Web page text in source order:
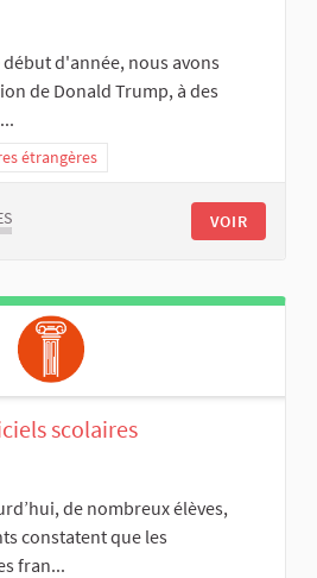
début d'année, nous avons
de Donald Trump, à des
étrangères
VOIR
scolaires
de nombreux élèves,
constatent que les
fran...